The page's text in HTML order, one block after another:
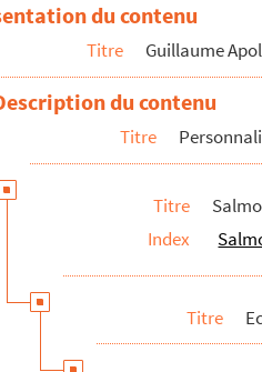
FS-17-0655. Soler Casabón, José
MS-FS-17-1059. Souday, Paul
MS-FS-17-1060. Soupault, Philippe
MS-FS-17-0656. Stein, Béatrice
MS-FS-17-1061. Stein, Gertrude
FS-17-1062. Stock, Pierre-Victor
MS-FS-17-1063. Stravinsky, Igor
MS-FS-17-1067. Tailhade, Laurent
MS-FS-17-0658. Tery, Gustave
MS-FS-17-1068. Tharaud, Jean et
du contenu
Titre Guillaume
du contenu
Titre
Titre
Index
Titre